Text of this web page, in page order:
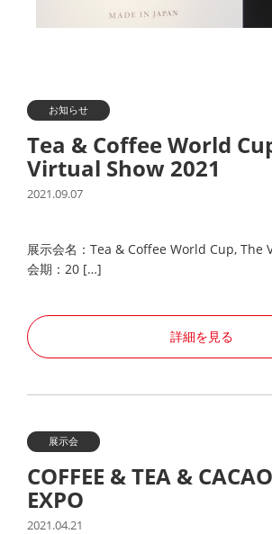
お知らせ
Tea & Coffee World
Virtual Show 2021
2021.09.07
展示会名：Tea & Coffee World Cup, The
会期：20 […]
詳細を見る
展示会
COFFEE & TEA &
EXPO
2021.04.21